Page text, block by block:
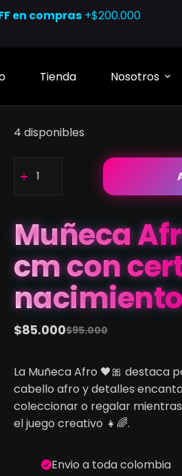
en compras+$200.000
Tienda Nosotros
4 disponibles
Afro
cm
con
certificado
de
nacimiento
cantidad
Muñeca
cm con
$95.000
Original
was:
$95.000.
$85.000Current
is:
$85.000.
La Muñeca Afro 🖤🎀 destaca
cabello afro y detalles
coleccionar o regalar
el juego creativo 👧🌈.
Envio a toda colombia